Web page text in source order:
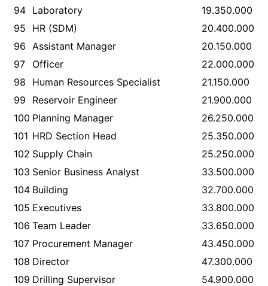
94 Laboratory
19.350.000
95
HR (SDM)
20.400.000
96
Assistant Manager
20.150.000
97
Officer
22.000.000
98
Human Resources Specialist
21.150.000
99
Reservoir Engineer
21.900.000
100 Planning Manager
26.250.000
101 HRD Section Head
25.350.000
102 Supply Chain
25.250.000
103 Senior Business Analyst
33.500.000
104 Building
32.700.000
105 Executives
33.800.000
106 Team Leader
33.650.000
107 Procurement Manager
43.450.000
108 Director
47.300.000
109 Drilling Supervisor
54.900.000